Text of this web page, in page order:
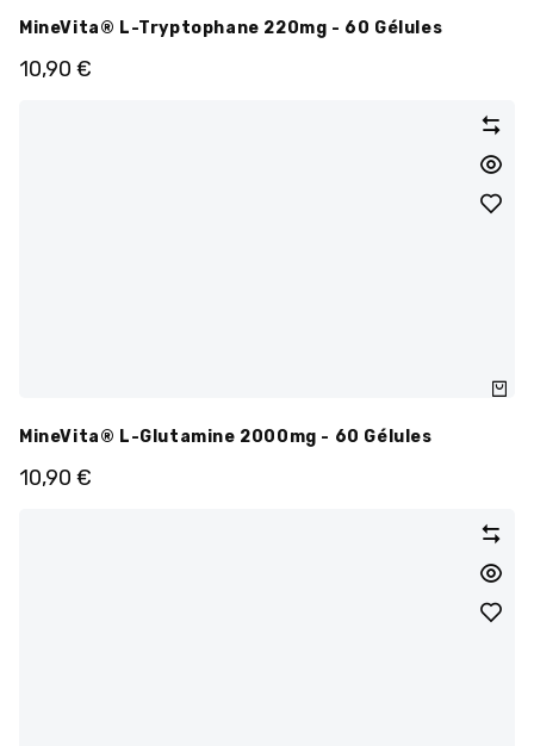
MineVita® L-Tryptophane 220mg - 60 Gélules
10,90 €
MineVita® L-Glutamine 2000mg - 60 Gélules
10,90 €